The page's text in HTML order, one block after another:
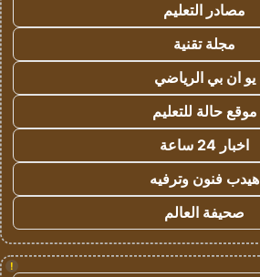
مصادر التعليم
مجلة تقنية
يو ان بي الرياضي
موقع حالة للتعليم
اخبار 24 ساعة
هيدب فنون وترفيه
صحيفة العالم
!